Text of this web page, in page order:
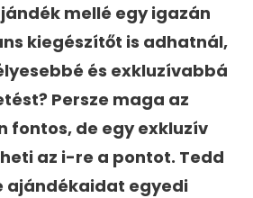
mellé egy igazán
kiegészítőt is adhatnál,
és exkluzívabbá
Persze maga az
fontos, de egy exkluzív
az i-re a pontot. Tedd
ajándékaidat egyedi